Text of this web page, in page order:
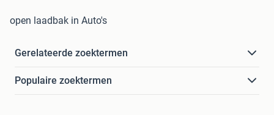
open laadbak in Auto's
Gerelateerde zoektermen
Populaire zoektermen